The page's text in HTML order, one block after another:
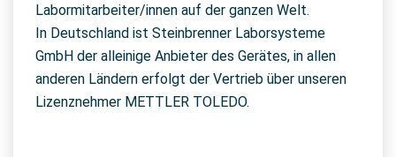
Labormitarbeiter/innen auf der ganzen Welt.
In Deutschland ist Steinbrenner Laborsysteme
GmbH der alleinige Anbieter des Gerätes, in allen
anderen Ländern erfolgt der Vertrieb über unseren
Lizenznehmer METTLER TOLEDO.